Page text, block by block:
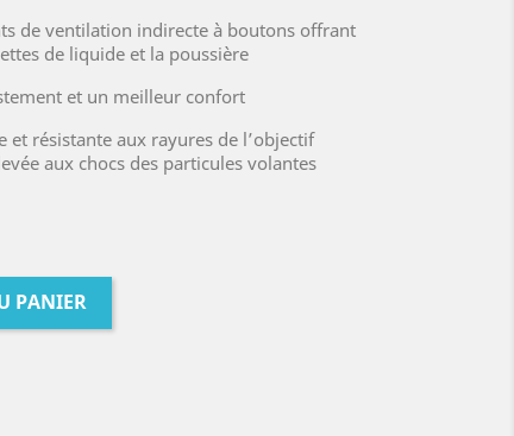
de ventilation indirecte à boutons offrant
de liquide et la poussière
et un meilleur confort
et résistante aux rayures de l’objectif
aux chocs des particules volantes
PANIER